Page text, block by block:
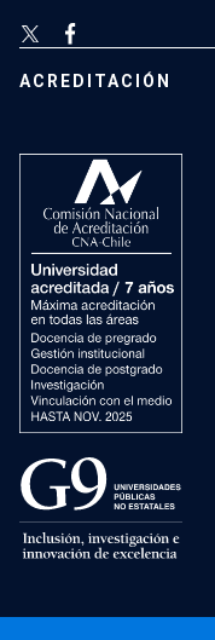
ACREDITACIÓN